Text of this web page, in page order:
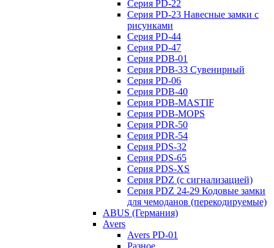
Серия PD-22
Серия PD-23 Навесные замки с
рисунками
Серия PD-44
Серия PD-47
Серия PDB-01
Серия PDB-33 Сувенирный
Серия PD-06
Серия PDB-40
Серия PDB-MASTIF
Серия PDB-MOPS
Серия PDR-50
Серия PDR-54
Серия PDS-32
Серия PDS-65
Серия PDS-XS
Серия PDZ (с сигнализацией)
Серия PDZ 24-29 Кодовые замки
для чемоданов (перекодируемые)
ABUS (Германия)
Avers
Avers PD-01
Разное